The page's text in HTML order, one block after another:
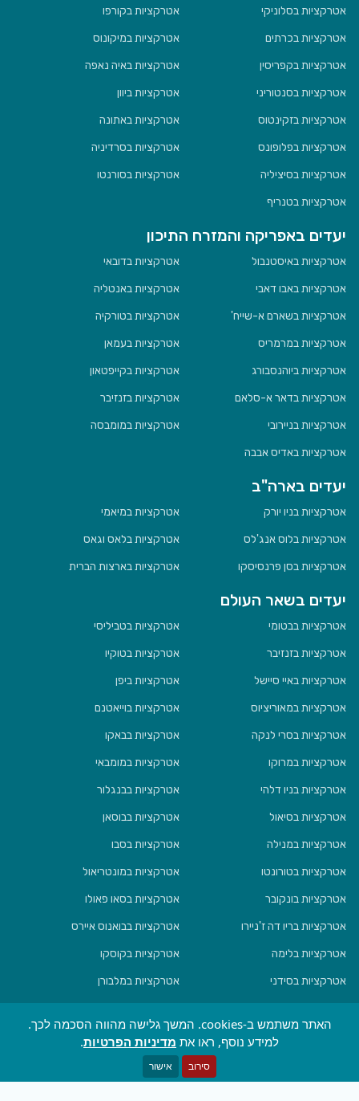
אטרקציות בסלוניקי
אטרקציות בקורפו
אטרקציות בכרתים
אטרקציות במיקונוס
אטרקציות בקפריסין
אטרקציות באיה נאפה
אטרקציות בסנטוריני
אטרקציות ביוון
אטרקציות בזקינטוס
אטרקציות באתונה
אטרקציות בפלופונס
אטרקציות בסרדיניה
אטרקציות בסיציליה
אטרקציות בסורנטו
אטרקציות בטנריף
יעדים באפריקה והמזרח התיכון
אטרקציות באיסטנבול
אטרקציות בדובאי
אטרקציות באבו דאבי
אטרקציות באנטליה
אטרקציות בשארם א-שייח'
אטרקציות בטורקיה
אטרקציות במרמריס
אטרקציות בעמאן
אטרקציות ביוהנסבורג
אטרקציות בקייפטאון
אטרקציות בדאר א-סלאם
אטרקציות בזנזיבר
אטרקציות בניירובי
אטרקציות במומבסה
אטרקציות באדיס אבבה
יעדים בארה"ב
אטרקציות בניו יורק
אטרקציות במיאמי
אטרקציות בלוס אנג'לס
אטרקציות בלאס וגאס
אטרקציות בסן פרנסיסקו
אטרקציות בארצות הברית
יעדים בשאר העולם
אטרקציות בבטומי
אטרקציות בטביליסי
אטרקציות בזנזיבר
אטרקציות בטוקיו
אטרקציות באיי סיישל
אטרקציות ביפן
אטרקציות במאוריציוס
אטרקציות בוייאטנם
אטרקציות בסרי לנקה
אטרקציות בבאקו
אטרקציות במרוקו
אטרקציות במומבאי
אטרקציות בניו דלהי
אטרקציות בבנגלור
אטרקציות בסיאול
אטרקציות בבוסאן
אטרקציות במנילה
אטרקציות בסבו
אטרקציות בטורונטו
אטרקציות במונטריאול
אטרקציות בונקובר
אטרקציות בסאו פאולו
אטרקציות בריו דה ז'ניירו
אטרקציות בבואנוס איירס
אטרקציות בלימה
אטרקציות בקוסקו
אטרקציות בסידני
אטרקציות במלבורן
אטרקציות בולינגטון
אטרקציות בקרייסצ'ארץ'
האתר משתמש ב-cookies. המשך גלישה מהווה הסכמה לכך.
למידע נוסף, ראו את מדיניות הפרטיות.
סירוב אישור